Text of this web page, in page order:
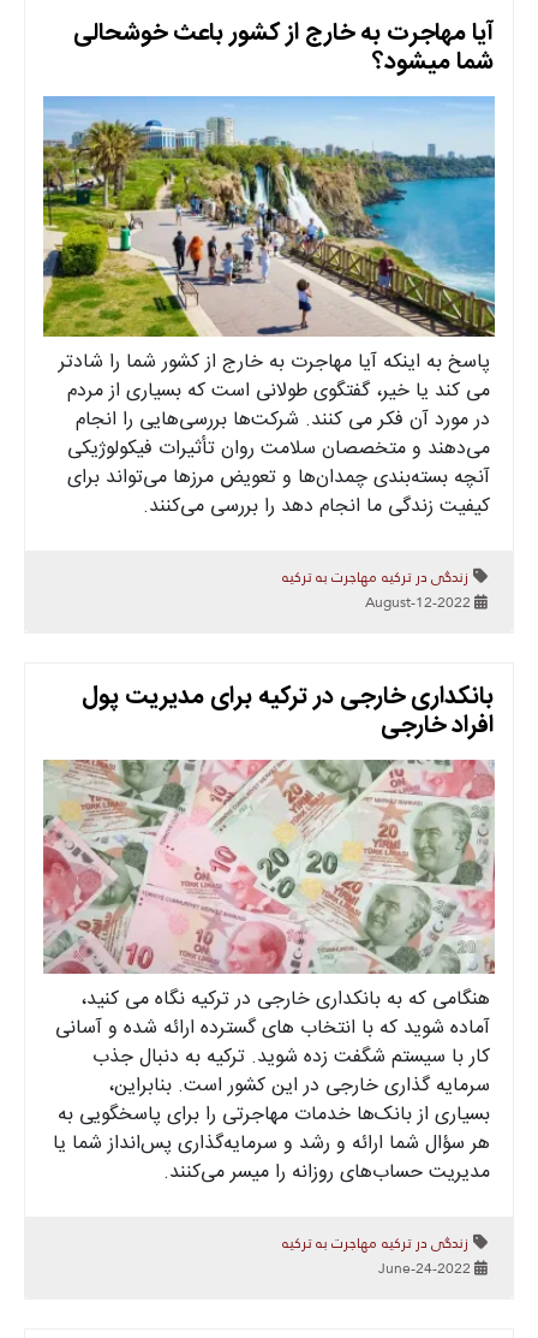
آیا مهاجرت به خارج از کشور باعث خوشحالی
شما میشود؟
پاسخ به اینکه آیا مهاجرت به خارج از کشور شما را شادتر
می کند یا خیر، گفتگوی طولانی است که بسیاری از مردم
در مورد آن فکر می کنند. شرکت‌ها بررسی‌هایی را انجام
می‌دهند و متخصصان سلامت روان تأثیرات فیکولوژیکی
آنچه بسته‌بندی چمدان‌ها و تعویض مرزها می‌تواند برای
کیفیت زندگی ما انجام دهد را بررسی می‌کنند.
زندگی در ترکیه مهاجرت به ترکیه
بانکداری خارجی در ترکیه برای مدیریت پول
افراد خارجی
هنگامی که به بانکداری خارجی در ترکیه نگاه می کنید،
آماده شوید که با انتخاب های گسترده ارائه شده و آسانی
کار با سیستم شگفت زده شوید. ترکیه به دنبال جذب
سرمایه گذاری خارجی در این کشور است. بنابراین،
بسیاری از بانک‌ها خدمات مهاجرتی را برای پاسخگویی به
هر سؤال شما ارائه و رشد و سرمایه‌گذاری پس‌انداز شما یا
مدیریت حساب‌های روزانه را میسر می‌کنند.
زندگی در ترکیه مهاجرت به ترکیه